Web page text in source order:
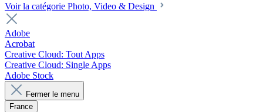
Voir la catégorie Photo, Video & Design
Adobe
Acrobat
Creative Cloud: Tout Apps
Creative Cloud: Single Apps
Adobe Stock
Fermer le menu
France